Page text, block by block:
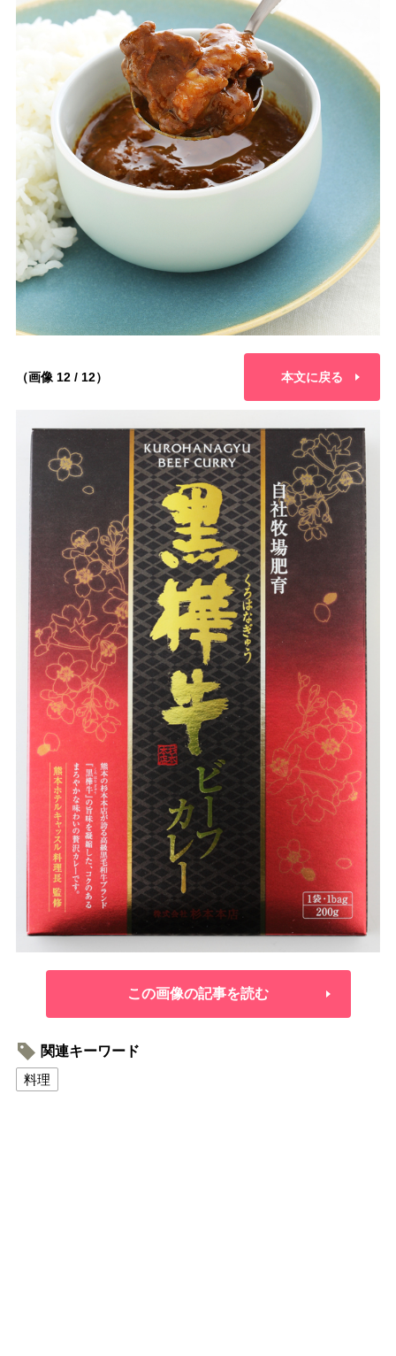
（画像 12 / 12） 本文に戻る
この画像の記事を読む
関連キーワード
料理